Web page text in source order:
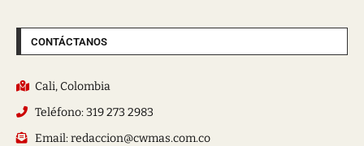
CONTÁCTANOS
Cali, Colombia
Teléfono: 319 273 2983
Email: redaccion@cwmas.com.co